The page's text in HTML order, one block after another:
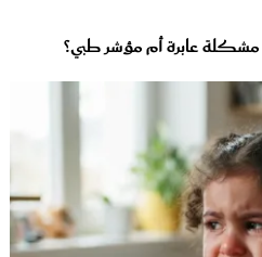
مشكلة عابرة أم مؤشر طبي؟